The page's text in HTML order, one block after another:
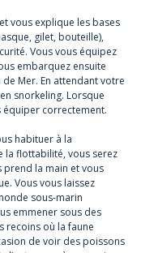
vous explique les bases
gilet, bouteille),
Vous vous équipez
embarquez ensuite
Mer. En attendant votre
snorkeling. Lorsque
équiper correctement.
habituer à la
la flottabilité, vous serez
la main et vous
Vous vous laissez
sous-marin
emmener sous des
recoins où la faune
de voir des poissons